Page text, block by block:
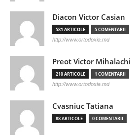
Diacon Victor Casian
581 ARTICOLE 5 COMENTARII
http://www.ortodoxia.md
Preot Victor Mihalachi
210 ARTICOLE 1 COMENTARII
http://www.ortodoxia.md
Cvasniuc Tatiana
88 ARTICOLE 0 COMENTARII